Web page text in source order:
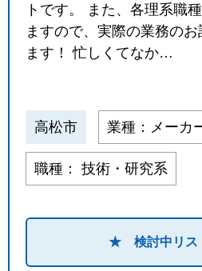
トです。 また、各理系職
ますので、実際の業務の
ます！ 忙しくてなか…
高松市 業種：メーカ
職種： 技術・研究系
★ 検討中リス